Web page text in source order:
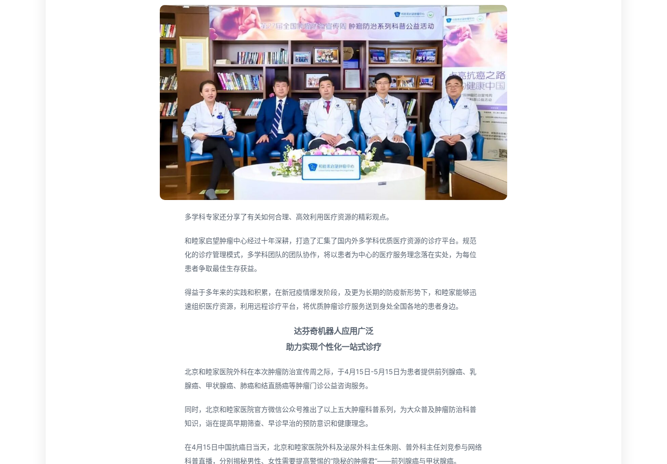
多学科专家还分享了有关如何合理、高效利用医疗资源的精彩观点。
和睦家启望肿瘤中心经过十年深耕，打造了汇集了国内外多学科优质医疗资源的诊疗平台。规范
化的诊疗管理模式，多学科团队的团队协作，将以患者为中心的医疗服务理念落在实处，为每位
患者争取最佳生存获益。
得益于多年来的实践和积累，在新冠疫情爆发阶段，及更为长期的防疫新形势下，和睦家能够迅
速组织医疗资源，利用远程诊疗平台，将优质肿瘤诊疗服务送到身处全国各地的患者身边。
达芬奇机器人应用广泛
助力实现个性化一站式诊疗
北京和睦家医院外科在本次肿瘤防治宣传周之际，于4月15日-5月15日为患者提供前列腺癌、乳
腺癌、甲状腺癌、肺癌和结直肠癌等肿瘤门诊公益咨询服务。
同时，北京和睦家医院官方微信公众号推出了以上五大肿瘤科普系列，为大众普及肿瘤防治科普
知识，诣在提高早期筛查、早诊早治的预防意识和健康理念。
在4月15日中国抗癌日当天，北京和睦家医院外科及泌尿外科主任朱刚、普外科主任刘竞参与网络
科普直播，分别揭秘男性、女性需要提高警惕的“隐秘的肿瘤君”——前列腺癌与甲状腺癌。